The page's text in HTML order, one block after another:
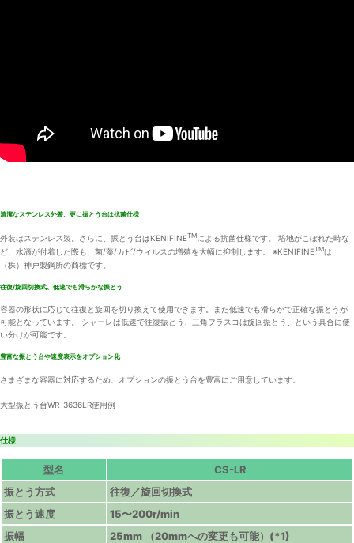
清潔なステンレス外装、更に振とう台は抗菌仕様
外装はステンレス製。さらに、振とう台はKENIFINETMによる抗菌仕様です。 培地がこぼれた時な
ど、水滴が付着した際も、菌/藻/カビ/ウィルスの増殖を大幅に抑制します。 ※KENIFINETMは
（株）神戸製鋼所の商標です。
往復/旋回切換式、低速でも滑らかな振とう
容器の形状に応じて往復と旋回を切り換えて使用できます。また低速でも滑らかで正確な振とうが
可能となっています。 シャーレは低速で往復振とう、三角フラスコは旋回振とう、という具合に使
い分けが可能です。
豊富な振とう台や速度表示をオプション化
さまざまな容器に対応するため、オプションの振とう台を豊富にご用意しています。
大型振とう台WR-3636LR使用例
仕様
型名
CS-LR
振とう方式
往復／旋回切換式
振とう速度
15〜200r/min
振幅
25mm （20mmへの変更も可能）(*1)